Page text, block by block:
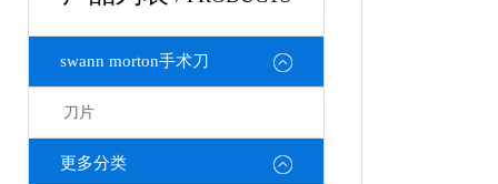
swann morton手术刀
刀片
更多分类